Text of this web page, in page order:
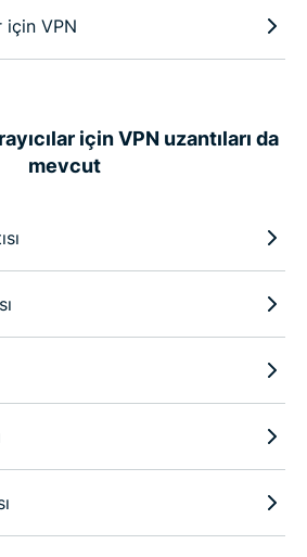
için VPN
için VPN uzantıları da
mevcut